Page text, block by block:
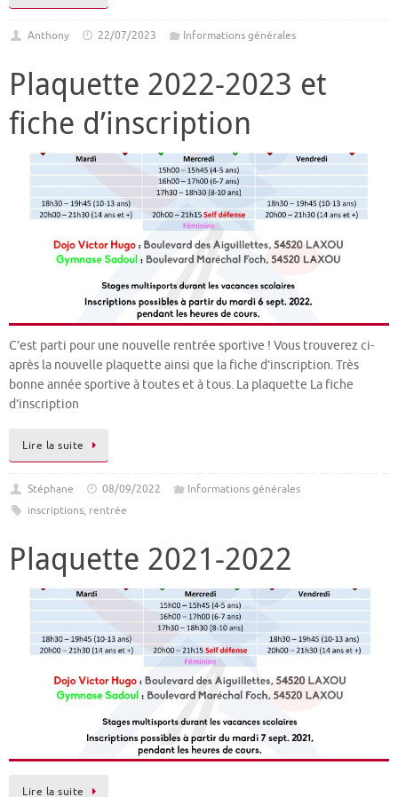
Anthony 22/07/2023 Informations générales
Plaquette 2022-2023 et
fiche d’inscription
C’est parti pour une nouvelle rentrée sportive ! Vous trouverez ci-
après la nouvelle plaquette ainsi que la fiche d’inscription. Très
bonne année sportive à toutes et à tous. La plaquette La fiche
d’inscription
Lire la suite
Stéphane 08/09/2022
Informations générales
inscriptions, rentrée
Plaquette 2021-2022
Lire la suite